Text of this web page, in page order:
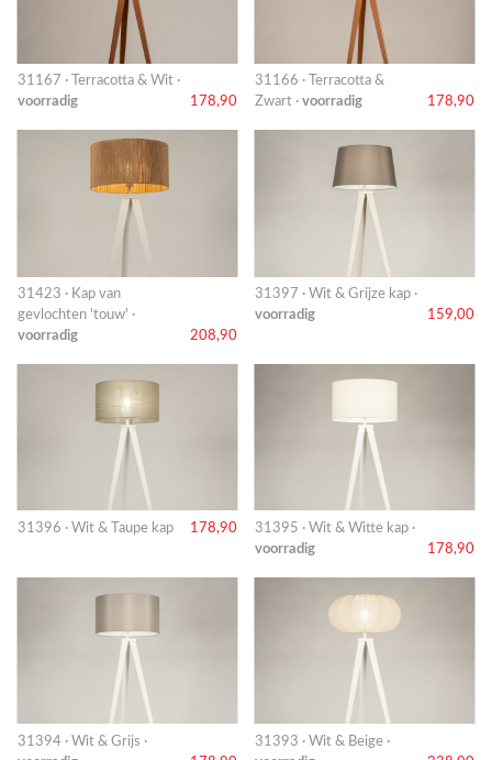
31167 · Terracotta & Wit ·
voorradig
178,90
31166 · Terracotta &
Zwart · voorradig 178,90
31423 · Kap van
gevlochten 'touw' ·
voorradig
208,90
31397 · Wit & Grijze kap ·
voorradig
159,00
31396 · Wit & Taupe kap 178,90
31395 · Wit & Witte kap ·
voorradig
178,90
31394 · Wit & Grijs ·
31393 · Wit & Beige ·